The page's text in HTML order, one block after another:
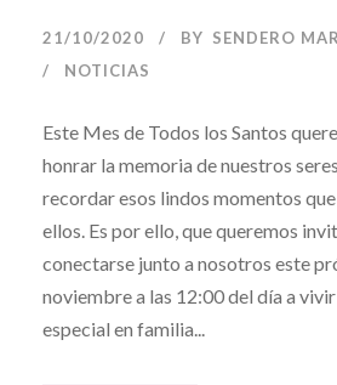
21/10/2020 BY SENDERO
NOTICIAS
Este Mes de Todos los Santos
honrar la memoria de nuestros
recordar esos lindos momentos
ellos. Es por ello, que queremos
conectarse junto a nosotros este
noviembre a las 12:00 del día a
especial en familia...